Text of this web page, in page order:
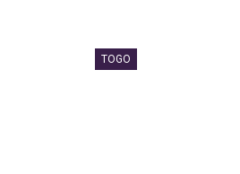
TOGO